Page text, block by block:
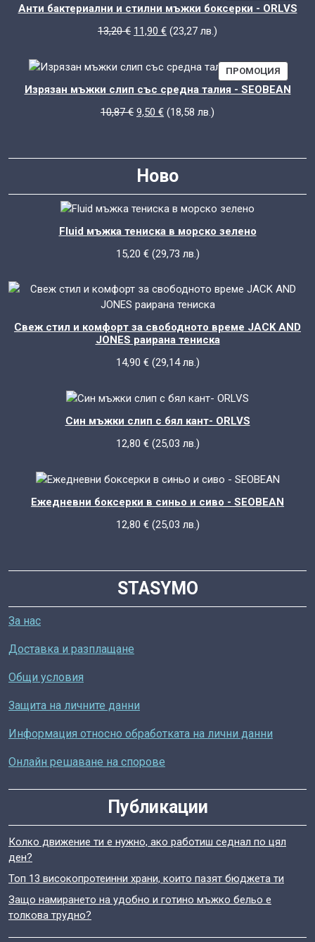
С
Анти бактериални и стилни мъжки боксерки - ORLVS
13,20€ Original
11,90 €Текущата
11,90 €.
(23,27 лв.)
ПРОМОЦИЯ
С
Изрязан мъжки слип със средна талия - SEOBEAN
10,87€ Original
10,87 €.
9,50 €Текущата
9,50 €.
(18,58 лв.)
Ново
Fluid мъжка тениска в морско зелено
15,20 € (29,73 лв.)
Свеж стил и комфорт за свободното време JACK AND
JONES раирана тениска
14,90 € (29,14лв.)
Син мъжки слип с бял кант- ORLVS
12,80 € (25,03 лв.)
Ежедневни боксерки в синьо и сиво - SEOBEAN
12,80 € (25,03 лв.)
STASYMO
За нас
Доставка и разплащане
Общи условия
Защита на личните данни
Информация относно обработката на лични данни
Онлайн решаване на спорове
Публикации
Колко движение ти е нужно, ако работиш седнал по цял
ден?
Топ 13 високопротеинни храни, които пазят бюджета ти
Защо намирането на удобно и готино мъжко бельо е
толкова трудно?